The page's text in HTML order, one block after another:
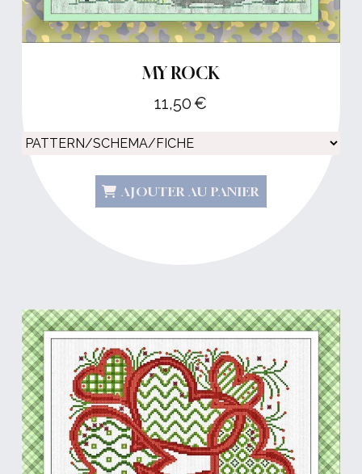
MY ROCK
11,50€
AJOUTER AU PANIER